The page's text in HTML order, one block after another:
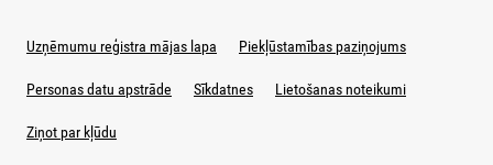
Uzņēmumu reģistra mājas lapa Piekļūstamības paziņojums
Personas datu apstrāde Sīkdatnes Lietošanas noteikumi
Ziņot par kļūdu